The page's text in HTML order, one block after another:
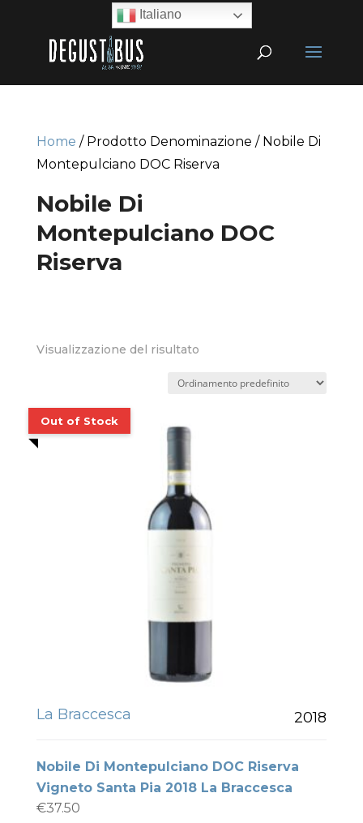
Home / Prodotto Denominazione / Nobile Di
Montepulciano DOC Riserva
Nobile Di
Montepulciano DOC
Riserva
Visualizzazione del risultato
La Braccesca 2018
Nobile Di Montepulciano DOC Riserva
Vigneto Santa Pia 2018 La Braccesca
€37.50
Italiano